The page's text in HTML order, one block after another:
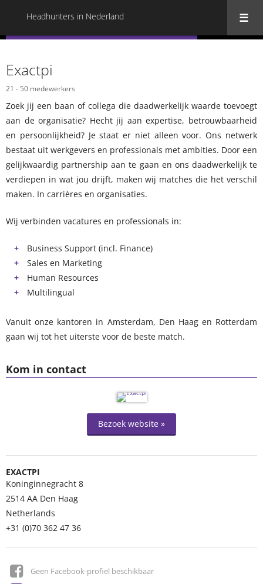
Headhunters in Nederland
Kom in contact
Bezoek website »
EXACTPI
Koninginnegracht 8
2514 AA Den Haag
Netherlands
+31 (0)70 362 47 36
Geen Facebook-profiel beschikbaar
Exactpi
21 - 50 medewerkers
Zoek jij een baan of collega die daadwerkelijk waarde toevoegt
aan de organisatie? Hecht jij aan expertise, betrouwbaarheid
en persoonlijkheid? Je staat er niet alleen voor. Ons netwerk
bestaat uit werkgevers en professionals met ambities. Door een
gelijkwaardig partnership aan te gaan en ons daadwerkelijk te
verdiepen in wat jou drijft, maken wij matches die het verschil
maken. In carrières en organisaties.
Wij verbinden vacatures en professionals in:
Business Support (incl. Finance)
Sales en Marketing
Human Resources
Multilingual
Vanuit onze kantoren in Amsterdam, Den Haag en Rotterdam
gaan wij tot het uiterste voor de beste match.